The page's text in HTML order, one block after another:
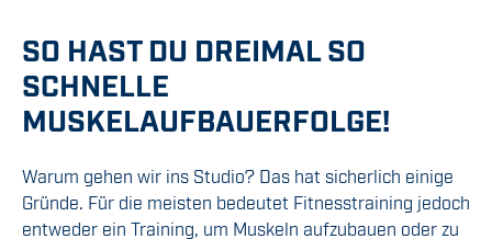
SO HAST DU DREIMAL SO
SCHNELLE
MUSKELAUFBAUERFOLGE!
Warum gehen wir ins Studio? Das hat sicherlich einige
Gründe. Für die meisten bedeutet Fitnesstraining jedoch
entweder ein Training, um Muskeln aufzubauen oder zu